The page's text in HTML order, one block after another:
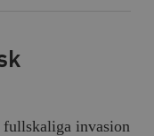
fullskaliga invasion